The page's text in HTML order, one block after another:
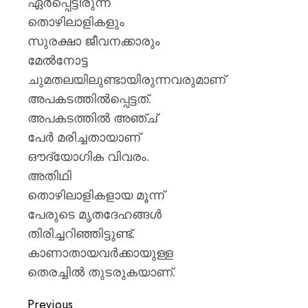
തൊഴിലാളികളും
സുരക്ഷാ ജീവനക്കാരും
മേൽനോട്ട
ചുമതലയിലുണ്ടായിരുന്നവരുമാണ്
അപകടത്തിൽപ്പെട്ടത്.
അപകടത്തിൽ അഞ്ച്
പേർ മരിച്ചതായാണ്
ഔദ്യോഗിക വിവരം.
അതിഥി
തൊഴിലാളികളായ മൂന്ന്
പേരുടെ മൃതദേഹങ്ങൾ
തിരിച്ചറിഞ്ഞിട്ടുണ്ട്.
കാണാതായവർക്കായുള്ള
തെരച്ചിൽ തുടരുകയാണ്.